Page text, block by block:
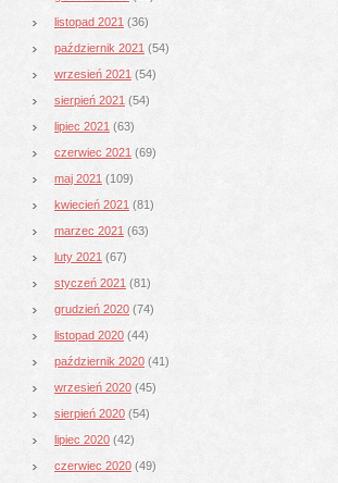
listopad 2021 (36)
październik 2021 (54)
wrzesień 2021 (54)
sierpień 2021 (54)
lipiec 2021 (63)
czerwiec 2021 (69)
maj 2021 (109)
kwiecień 2021 (81)
marzec 2021 (63)
luty 2021 (67)
styczeń 2021 (81)
grudzień 2020 (74)
listopad 2020 (44)
październik 2020 (41)
wrzesień 2020 (45)
sierpień 2020 (54)
lipiec 2020 (42)
czerwiec 2020 (49)